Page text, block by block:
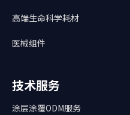
高端生命科学耗材
医械组件
技术服务
涂层涂覆ODM服务